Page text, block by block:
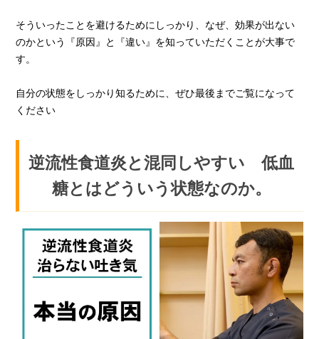
そういったことを避けるためにしっかり、なぜ、効果が出ない
のかという『原因』と『違い』を知っていただくことが大事で
す。
自分の状態をしっかり知るために、ぜひ最後までご覧になって
ください
逆流性食道炎と混同しやすい 低血
糖とはどういう状態なのか。